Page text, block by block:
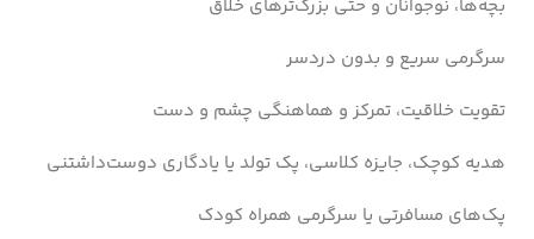
بچه‌ها، نوجوانان و حتی بزرگ‌ترهای خلاق
سرگرمی سریع و بدون دردسر
تقویت خلاقیت، تمرکز و هماهنگی چشم و دست
هدیه کوچک، جایزه کلاسی، پک تولد یا یادگاری دوست‌داشتنی
پک‌های مسافرتی یا سرگرمی همراه کودک